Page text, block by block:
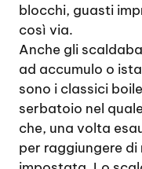
blocchi, guasti
così via.
Anche gli
ad accumulo o
sono i classici
serbatoio nel
che, una volta
per raggiungere